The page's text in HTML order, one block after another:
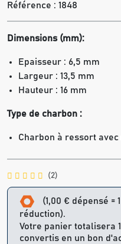
Référence : 1848
Dimensions (mm):
Epaisseur : 6,5 mm
Largeur : 13,5 mm
Hauteur : 16 mm
Type de charbon :
Charbon à ressort
(2)
(1,00 € dépensé =
réduction).
Votre panier totalisera
convertis en un bon